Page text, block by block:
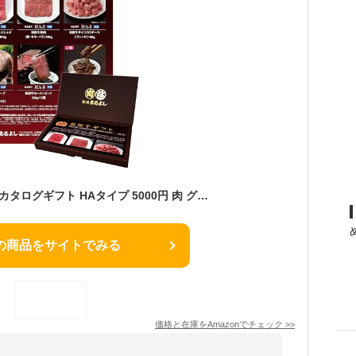
松阪まるよし 松阪牛 カタログギフト HAタイプ 5000円 肉 グルメ ギフト お祝い 内祝い 結婚祝い
商品をサイトでみる
価格と在庫をAmazonでチェック >>